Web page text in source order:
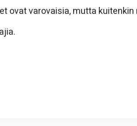
ovat varovaisia, mutta